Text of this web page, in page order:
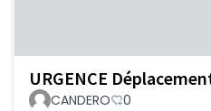
URGENCE
CANDERO 0